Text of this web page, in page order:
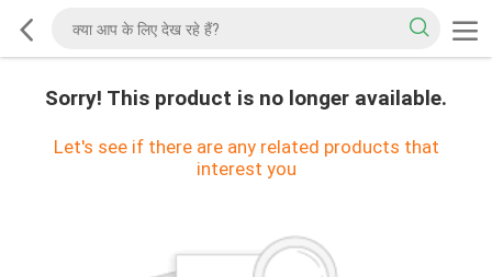
Sorry! This product is no longer available.
Let's see if there are any related products that
interest you